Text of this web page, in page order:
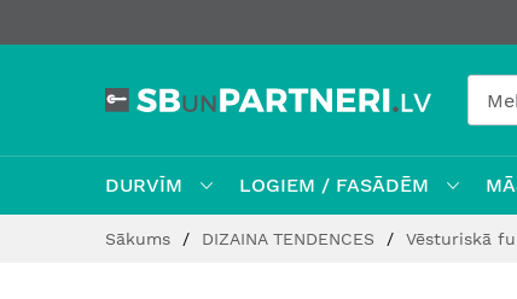
DURVĪM LOGIEM / FASĀDĒM
Sākums DIZAINA TENDENCES Vēsturiskā